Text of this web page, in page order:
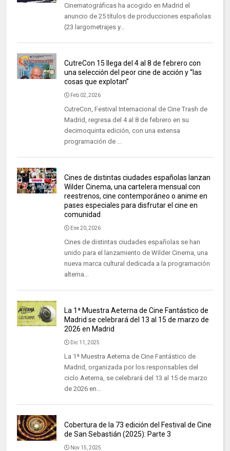
Cinematográficas ha acogido en Madrid el
anuncio de 25 títulos de producciones españolas
(23 largometrajes y...
CutreCon 15 llega del 4 al 8 de febrero con
una selección del peor cine de acción y “las
cosas que explotan”
Feb 02, 2026
CutreCon, Festival Internacional de Cine Trash de
Madrid, regresa del 4 al 8 de febrero en su
decimoquinta edición, con una extensa
programación de ...
Cines de distintas ciudades españolas lanzan
Wilder Cinema, una cartelera mensual con
reestrenos, cine contemporáneo o anime en
pases especiales para disfrutar el cine en
comunidad
Ene 20, 2026
Cines de distintas ciudades españolas se han
unido para el lanzamiento de Wilder Cinema, una
nueva marca cultural dedicada a la programación
alterna...
La 1ª Muestra Aeterna de Cine Fantástico de
Madrid se celebrará del 13 al 15 de marzo de
2026 en Madrid
Dic 11, 2025
La 1ª Muestra Aeterna de Cine Fantástico de
Madrid, organizada por los responsables del
ciclo Aeterna, se celebrará del 13 al 15 de marzo
de 2026 en...
Cobertura de la 73 edición del Festival de Cine
de San Sebastián (2025): Parte 3
Nov 15, 2025